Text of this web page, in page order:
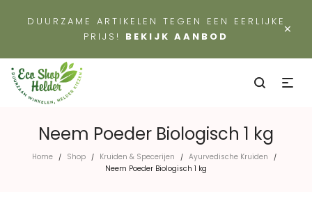
×
DUURZAME ARTIKELEN TEGEN EEN EERLIJKE
PRIJS! BEKIJK AANBOD
Neem Poeder Biologisch 1 kg
Home / Shop / Kruiden & Specerijen / Ayurvedische Kruiden /
Neem Poeder Biologisch 1 kg